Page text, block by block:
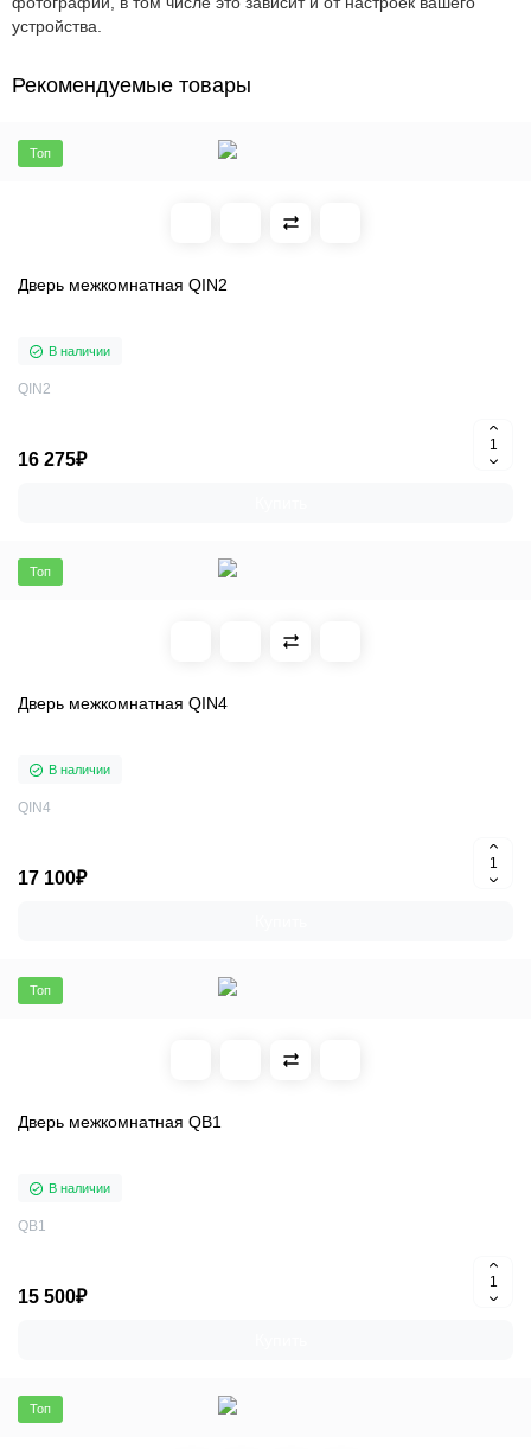
устройства.
Рекомендуемые товары
Топ
Дверь межкомнатная QIN2
В наличии
QIN2
16 275₽
Топ
Дверь межкомнатная QIN4
В наличии
QIN4
17 100₽
Топ
Дверь межкомнатная QB1
В наличии
QB1
15 500₽
Топ